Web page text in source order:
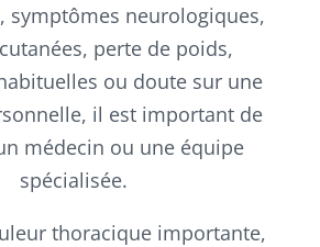
symptômes neurologiques,
perte de poids,
ou doute sur une
il est important de
médecin ou une équipe
spécialisée.
thoracique importante,